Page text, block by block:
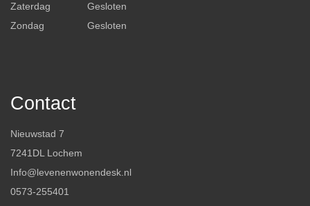
Zaterdag
Gesloten
Zondag
Gesloten
Contact
Nieuwstad 7
7241DL Lochem
Info@levenenwonendesk.nl
0573-255401